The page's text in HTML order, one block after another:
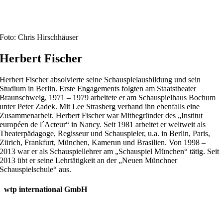
Foto: Chris Hirschhäuser
Herbert Fischer
Herbert Fischer absolvierte seine Schauspielausbildung und sein
Studium in Berlin. Erste Engagements folgten am Staatstheater
Braunschweig, 1971 – 1979 arbeitete er am Schauspielhaus Bochum
unter Peter Zadek. Mit Lee Strasberg verband ihn ebenfalls eine
Zusammenarbeit. Herbert Fischer war Mitbegründer des „Institut
européen de l´Acteur“ in Nancy. Seit 1981 arbeitet er weltweit als
Theaterpädagoge, Regisseur und Schauspieler, u.a. in Berlin, Paris,
Zürich, Frankfurt, München, Kamerun und Brasilien. Von 1998 –
2013 war er als Schauspiellehrer am „Schauspiel München“ tätig. Seit
2013 übt er seine Lehrtätigkeit an der „Neuen Münchner
Schauspielschule“ aus.
wtp international GmbH